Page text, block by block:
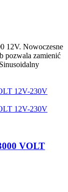
12V. Nowoczesne
pozwala zamienić
VOLT